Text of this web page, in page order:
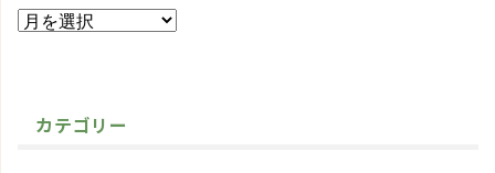
カテゴリー